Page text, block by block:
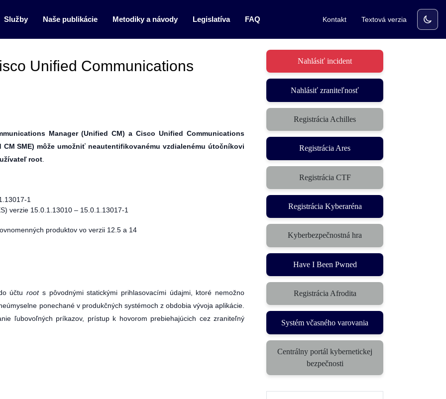
Služby Naše publikácie Metodiky a návody Legislatíva FAQ Kontakt Textová verzia
Unified Communications
Manager (Unified CM) a Cisco Unified Communications
SME) môže umožniť neautentifikovanému vzdialenému útočníkovi
root
1
verzie 15.0.1.13010 – 15.0.1.13017-1
produktov vo verzii 12.5 a 14
účturoots pôvodnými statickými prihlasovacími údajmi, ktoré nemožno
ponechané v produkčných systémoch z obdobia vývoja aplikácie.
ľubovoľných príkazov, prístup k hovorom prebiehajúcich cez zraniteľný
Nahlásiť incident
Nahlásiť zraniteľnosť
Registrácia Achilles
Registrácia Ares
Registrácia CTF
(otvorí sa v novom okne)
Registrácia Kyberaréna
Kyberbezpečnostná hra
(otvorí sa v novom okne)
Have I Been Pwned
Registrácia Afrodita
Systém včasného varovania
(otvorí sa v novom okne)
Centrálny portál kybernetickej
bezpečnosti(otvorí sa v novom okne)